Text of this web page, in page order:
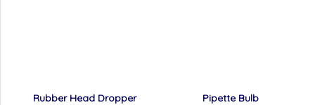
Rubber Head Dropper
Pipette Bulb